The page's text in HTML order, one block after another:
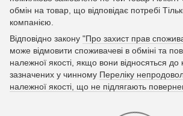
обмін на товар, що відповідає потребі
компанією.
Відповідно закону "Про захист прав
може відмовити споживачеві в обміні та
належної якості, якщо вони відносяться до
зазначених у чинному Переліку
належної якості, що не підлягають